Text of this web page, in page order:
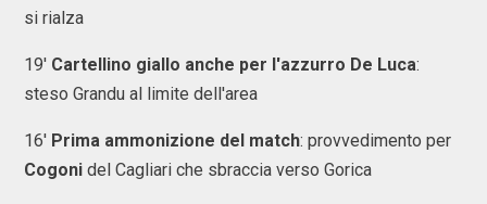
si rialza
19' Cartellino giallo anche per l'azzurro De Luca:
steso Grandu al limite dell'area
16' Prima ammonizione del match: provvedimento per
Cogoni del Cagliari che sbraccia verso Gorica